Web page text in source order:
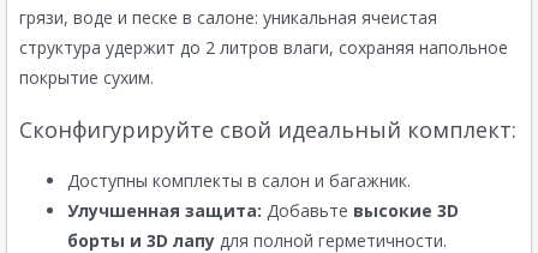
грязи, воде и песке в салоне: уникальная ячеистая
структура удержит до 2 литров влаги, сохраняя напольное
покрытие сухим.
Сконфигурируйте свой идеальный комплект:
Доступны комплекты в салон и багажник.
Улучшенная защита: Добавьте высокие 3D
борты и 3D лапу для полной герметичности.